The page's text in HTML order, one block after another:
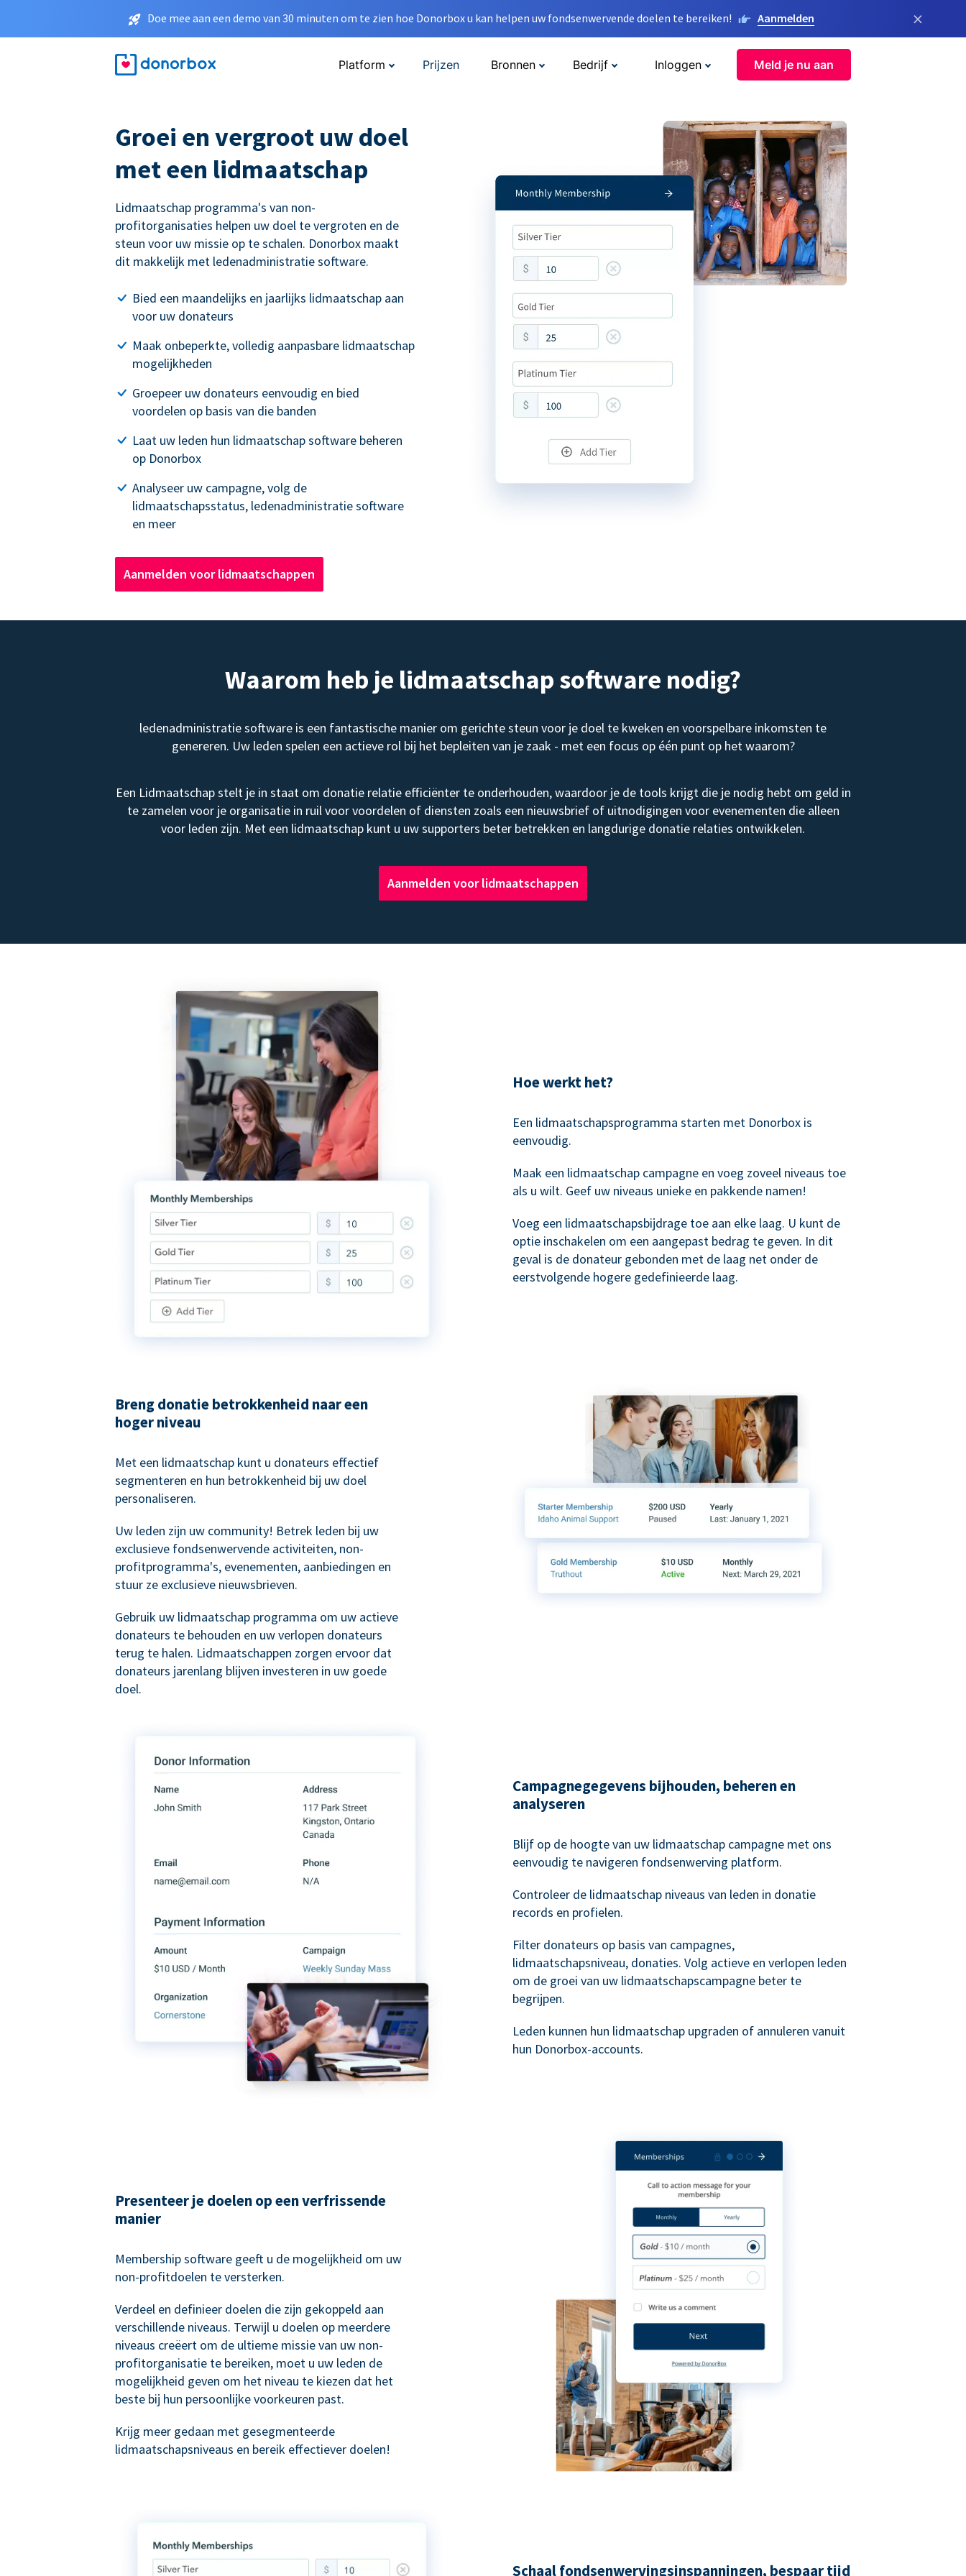
Doe mee aan een demo van 30 minuten om te zien hoe Donorbox u kan helpen uw fondsenwervende doelen te bereiken! Aanmelden ×
Platform Prijzen Bronnen Bedrijf Inloggen Meld je nu aan
Groei en vergroot uw doel
met een lidmaatschap
Lidmaatschap programma's van non-
profitorganisaties helpen uw doel te vergroten en de
steun voor uw missie op te schalen. Donorbox maakt
dit makkelijk met ledenadministratie software.
Bied een maandelijks en jaarlijks lidmaatschap aan
voor uw donateurs
Maak onbeperkte, volledig aanpasbare lidmaatschap
mogelijkheden
Groepeer uw donateurs eenvoudig en bied
voordelen op basis van die banden
Laat uw leden hun lidmaatschap software beheren
op Donorbox
Analyseer uw campagne, volg de
lidmaatschapsstatus, ledenadministratie software
en meer
Aanmelden voor lidmaatschappen
Waarom heb je lidmaatschap software nodig?
ledenadministratie software is een fantastische manier om gerichte steun voor je doel te kweken en voorspelbare inkomsten te
genereren. Uw leden spelen een actieve rol bij het bepleiten van je zaak - met een focus op één punt op het waarom?
Een Lidmaatschap stelt je in staat om donatie relatie efficiënter te onderhouden, waardoor je de tools krijgt die je nodig hebt om geld in
te zamelen voor je organisatie in ruil voor voordelen of diensten zoals een nieuwsbrief of uitnodigingen voor evenementen die alleen
voor leden zijn. Met een lidmaatschap kunt u uw supporters beter betrekken en langdurige donatie relaties ontwikkelen.
Aanmelden voor lidmaatschappen
Hoe werkt het?
Een lidmaatschapsprogramma starten met Donorbox is
eenvoudig.
Maak een lidmaatschap campagne en voeg zoveel niveaus toe
als u wilt. Geef uw niveaus unieke en pakkende namen!
Voeg een lidmaatschapsbijdrage toe aan elke laag. U kunt de
optie inschakelen om een aangepast bedrag te geven. In dit
geval is de donateur gebonden met de laag net onder de
eerstvolgende hogere gedefinieerde laag.
Breng donatie betrokkenheid naar een
hoger niveau
Met een lidmaatschap kunt u donateurs effectief
segmenteren en hun betrokkenheid bij uw doel
personaliseren.
Uw leden zijn uw community! Betrek leden bij uw
exclusieve fondsenwervende activiteiten, non-
profitprogramma's, evenementen, aanbiedingen en
stuur ze exclusieve nieuwsbrieven.
Gebruik uw lidmaatschap programma om uw actieve
donateurs te behouden en uw verlopen donateurs
terug te halen. Lidmaatschappen zorgen ervoor dat
donateurs jarenlang blijven investeren in uw goede
doel.
Campagnegegevens bijhouden, beheren en
analyseren
Blijf op de hoogte van uw lidmaatschap campagne met ons
eenvoudig te navigeren fondsenwerving platform.
Controleer de lidmaatschap niveaus van leden in donatie
records en profielen.
Filter donateurs op basis van campagnes,
lidmaatschapsniveau, donaties. Volg actieve en verlopen leden
om de groei van uw lidmaatschapscampagne beter te
begrijpen.
Leden kunnen hun lidmaatschap upgraden of annuleren vanuit
hun Donorbox-accounts.
Presenteer je doelen op een verfrissende
manier
Membership software geeft u de mogelijkheid om uw
non-profitdoelen te versterken.
Verdeel en definieer doelen die zijn gekoppeld aan
verschillende niveaus. Terwijl u doelen op meerdere
niveaus creëert om de ultieme missie van uw non-
profitorganisatie te bereiken, moet u uw leden de
mogelijkheid geven om het niveau te kiezen dat het
beste bij hun persoonlijke voorkeuren past.
Krijg meer gedaan met gesegmenteerde
lidmaatschapsniveaus en bereik effectiever doelen!
Schaal fondsenwervingsinspanningen, bespaar tijd